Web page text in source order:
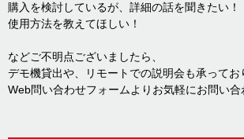
購入を検討しているが、詳細の話を聞きたい！
使用方法を教えてほしい！
などご不明点ございましたら、
デモ機貸出や、リモートでの説明会も承ってお
Web問い合わせフォームよりお気軽にお問い合